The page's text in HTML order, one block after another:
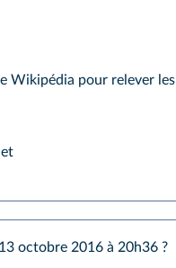
Wikipédia pour relever les
et
octobre 2016 à 20h36 ?